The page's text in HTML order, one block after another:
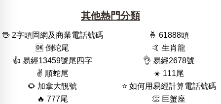
其他熱門分類
🖖 2字頭固網及商業電話號碼
🤞 61888頭
🆗️ 倒蛇尾
🤙 生肖龍
👍 易經13459號尾四字
👌 易經2678號
✌️ 順蛇尾
☀️ 111尾
🌻 加拿大靚號
⭐️ 如何用易經計算電話號碼
🔥 777尾
👏 巨蟹座